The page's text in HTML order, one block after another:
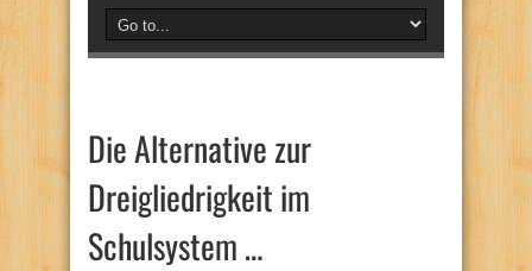
Die Alternative zur
Dreigliedrigkeit im
Schulsystem …